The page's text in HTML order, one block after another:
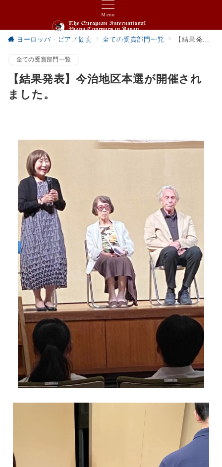
Menu
ヨーロッパ国際ピアノコンクール in Japan
ヨーロッパ・ピアノ協会 全ての受賞部門一覧 【結果発表】今治地区本選が開催されました。
全ての受賞部門一覧
【結果発表】今治地区本選が開催され
ました。